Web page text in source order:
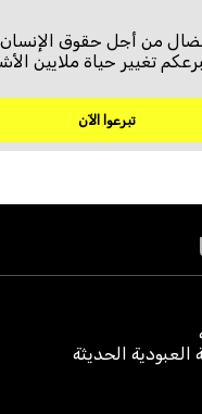
من أجل حقوق
تغيير حياة ملايين
تبرعوا الآن
العبودية الحديثة